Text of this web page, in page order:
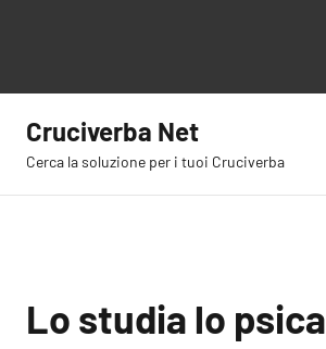
contenuto
Cruciverba Net
Cerca la soluzione per i tuoi Cruciverba
Lo studia lo